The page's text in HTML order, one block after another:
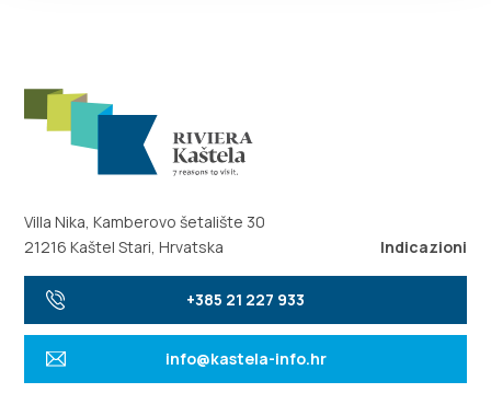
Villa Nika, Kamberovo šetalište 30
21216 Kaštel Stari, Hrvatska
Indicazioni
+385 21 227 933
info@kastela-info.hr